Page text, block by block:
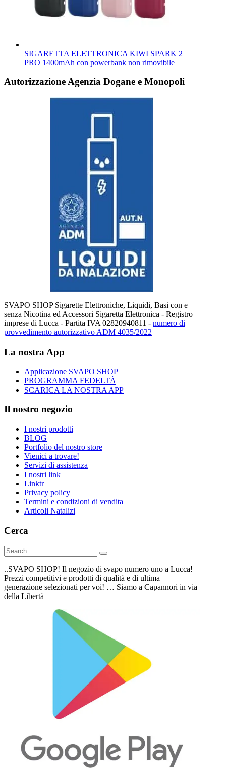
SIGARETTA ELETTRONICA KIWI SPARK 2
PRO 1400mAh con powerbank non rimovibile
Autorizzazione Agenzia Dogane e Monopoli
SVAPO SHOP Sigarette Elettroniche, Liquidi, Basi con e
senza Nicotina ed Accessori Sigaretta Elettronica - Registro
imprese di Lucca - Partita IVA 02820940811 - numero di
provvedimento autorizzativo ADM 4035/2022
La nostra App
Applicazione SVAPO SHOP
PROGRAMMA FEDELTÀ
SCARICA LA NOSTRA APP
Il nostro negozio
I nostri prodotti
BLOG
Portfolio del nostro store
Vienici a trovare!
Servizi di assistenza
I nostri link
Linktr
Privacy policy
Termini e condizioni di vendita
Articoli Natalizi
Cerca
..SVAPO SHOP! Il negozio di svapo numero uno a Lucca!
Prezzi competitivi e prodotti di qualità e di ultima
generazione selezionati per voi! … Siamo a Capannori in via
della Libertà